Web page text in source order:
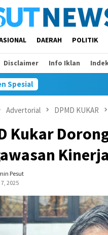
DAERAH POLITIK
Disclaimer Info Iklan
Spesial
Advertorial DPMD KUKAR
Kukar
Pesut
7, 2025